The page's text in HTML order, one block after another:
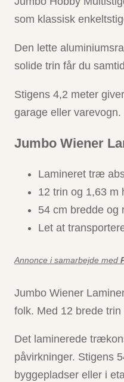
som klassisk
Den lette
solide trin får du
Stigens 4,2 meter
garage eller
Jumbo Wiener
Lamineret træ
12 trin og 1,63 m
54 cm bredde og
Let at
Annonce i samarbejde med
Jumbo Wiener
folk. Med 12 brede
Det laminerede
påvirkninger. Stigens
byggepladser eller i